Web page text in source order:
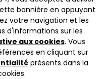
bannière en appuyant
votre navigation et les
d'informations sur les
aux cookies. Vous
en cliquant sur
présents dans la